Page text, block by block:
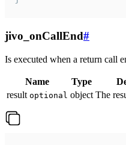
jivo_onCallEnd#
Is executed when a return call
Name Type
result optional object The